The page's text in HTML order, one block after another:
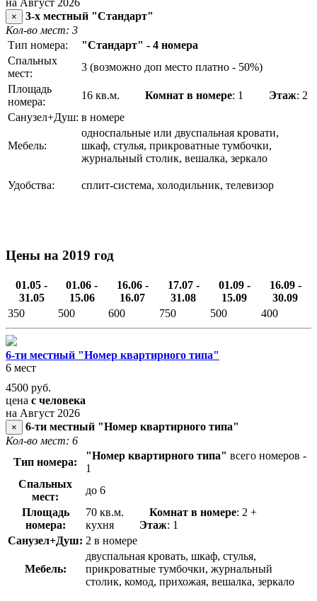
×
3-х местный "Стандарт"
Кол-во мест: 3
Тип номера:
"Стандарт" - 4 номера
Спальных
мест:
3 (возможно доп место платно - 50%)
Площадь
номера:
16 кв.м. Комнат в номере: 1 Этаж: 2
Санузел+Душ: в номере
Мебель:
односпальные или двуспальная кровати,
шкаф, стулья, прикроватные тумбочки,
журнальный столик, вешалка, зеркало
Удобства: сплит-система, холодильник, телевизор
Цены на 2019 год
01.05 -
31.05
01.06 -
15.06
16.06 -
16.07
17.07 -
31.08
01.09 -
15.09
16.09 -
30.09
350
500 600 750 500 400
6-ти местный "Номер квартирного типа"
6 мест
4500 руб.
цена с человека
на Август 2026
×
6-ти местный "Номер квартирного типа"
Кол-во мест: 6
Тип номера:
"Номер квартирного типа" всего номеров -
1
Спальных
мест:
до 6
Площадь
номера:
70 кв.м. Комнат в номере: 2 +
кухня Этаж: 1
Санузел+Душ: 2 в номере
Мебель:
двуспальная кровать, шкаф, стулья,
прикроватные тумбочки, журнальный
столик, комод, прихожая, вешалка, зеркало